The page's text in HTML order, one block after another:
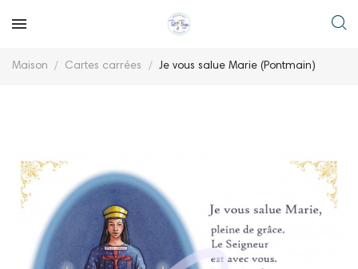
Maison Cartes carrées Je vous salue Marie (Pontmain)